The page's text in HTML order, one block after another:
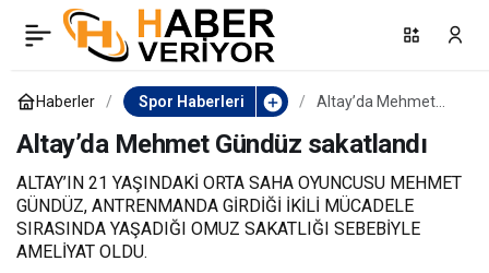
Haberler Spor Haberleri
Altay’da Mehmet
Altay’da Mehmet Gündüz sakatlandı
ALTAY’IN 21 YAŞINDAKİ ORTA SAHA OYUNCUSU MEHMET
GÜNDÜZ, ANTRENMANDA GİRDİĞİ İKİLİ MÜCADELE
SIRASINDA YAŞADIĞI OMUZ SAKATLIĞI SEBEBİYLE
AMELİYAT OLDU.
TURBELDAK
doğaseverleri tarih ve
doğayla buluşturdu
Paylaş